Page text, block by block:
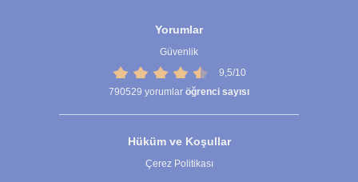
Yorumlar
Güvenlik
9,5/10
790529 yorumlar öğrenci sayısı
Hüküm ve Koşullar
Çerez Politikası